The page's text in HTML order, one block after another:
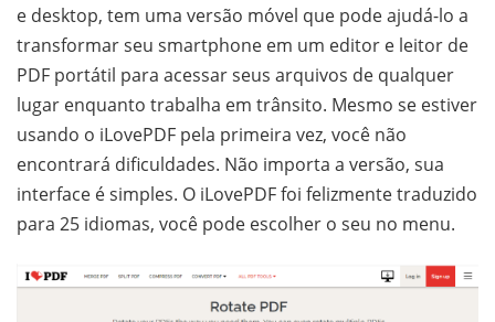
e desktop, tem uma versão móvel que pode ajudá-lo a
transformar seu smartphone em um editor e leitor de
PDF portátil para acessar seus arquivos de qualquer
lugar enquanto trabalha em trânsito. Mesmo se estiver
usando o iLovePDF pela primeira vez, você não
encontrará dificuldades. Não importa a versão, sua
interface é simples. O iLovePDF foi felizmente traduzido
para 25 idiomas, você pode escolher o seu no menu.